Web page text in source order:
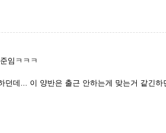
임ㅋㅋㅋ
데... 이 양반은 출근 안하는게 맞는거 같긴